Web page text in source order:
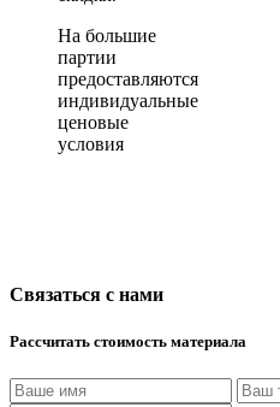
На большие
партии
предоставляются
индивидуальные
ценовые
условия
Связаться с нами
Рассчитать стоимость материала